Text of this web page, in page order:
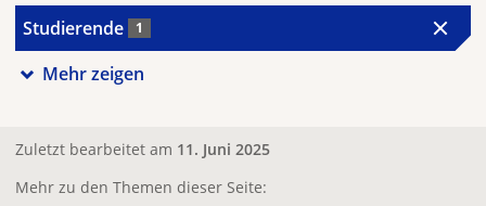
Studierende 1
Mehr zeigen
Zuletzt bearbeitet am 11. Juni 2025
Mehr zu den Themen dieser Seite: